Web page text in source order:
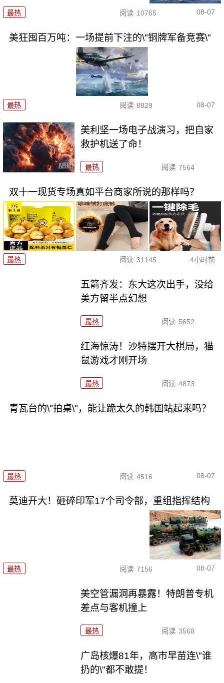
最热 阅读 10765 08-07
美狂囤百万吨：一场提前下注的\"铜牌军备竞赛\"
最热 阅读 8829 08-07
美利坚一场电子战演习，把自家
救护机送了命！
最热 阅读 7564
双十一现货专场真如平台商家所说的那样吗？
最热 阅读 31145 4小时前
五箭齐发：东大这次出手，没给
美方留半点幻想
最热 阅读 5652
红海惊涛！沙特摆开大棋局，猫
鼠游戏才刚开场
最热 阅读 4873
青瓦台的\"拍桌\"，能让跪太久的韩国站起来吗？
最热 阅读 4516 08-07
莫迪开大！砸碎印军17个司令部，重组指挥结构
最热 阅读 7156 08-07
美空管漏洞再暴露！特朗普专机
差点与客机撞上
最热 阅读 3568
广岛核爆81年，高市早苗连\"谁
扔的\"都不敢提！